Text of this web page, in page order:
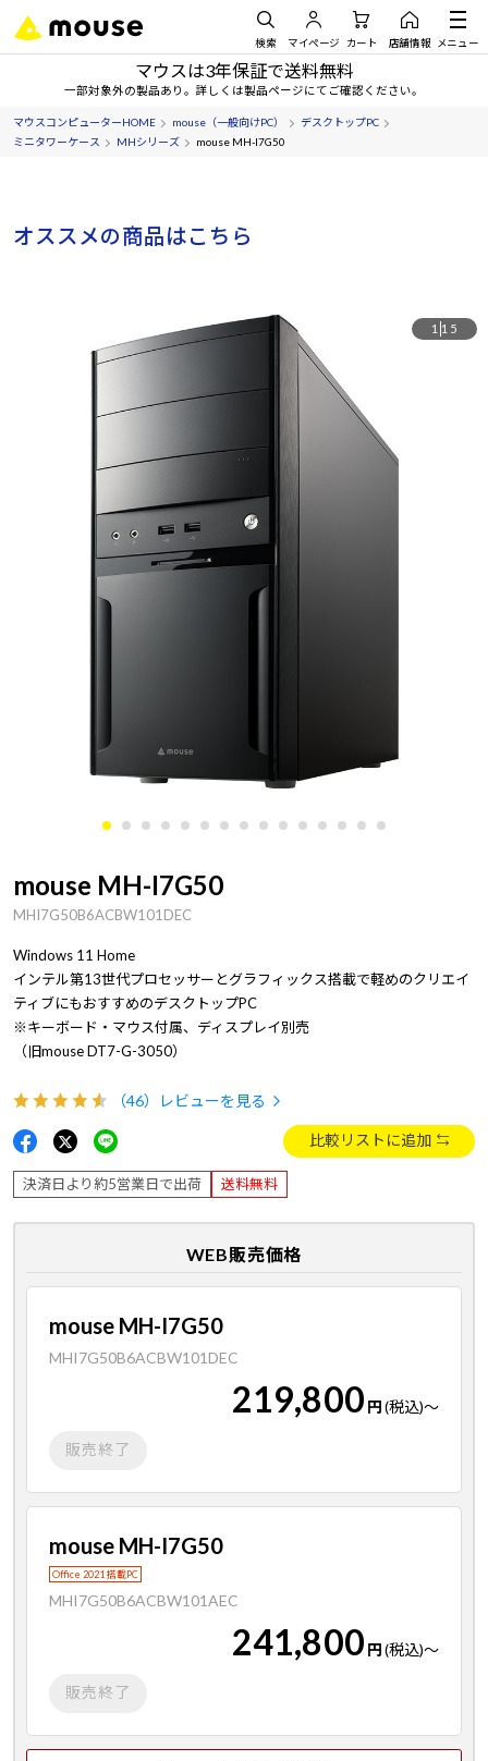
検索 マイページ カート 店舗情報 メニュー
マウスは3年保証で送料無料
一部対象外の製品あり。詳しくは製品ページにてご確認ください。
マウスコンピューターHOME mouse（一般向けPC）
デスクトップPC
ミニタワーケース
MHシリーズ mouse MH-I7G50
オススメの商品はこちら
1 15
mouse MH-I7G50
MHI7G50B6ACBW101DEC
Windows 11 Home
インテル第13世代プロセッサーとグラフィックス搭載で軽めのクリエイ
ティブにもおすすめのデスクトップPC
※キーボード・マウス付属、ディスプレイ別売
（旧mouse DT7-G-3050）
（46） レビューを見る
比較リストに追加
決済日より約5営業日で出荷 送料無料
WEB販売価格
mouse MH-I7G50
MHI7G50B6ACBW101DEC
219,800 円(税込)～
販売終了
mouse MH-I7G50
Office 2021 搭載PC
MHI7G50B6ACBW101AEC
241,800 円(税込)～
販売終了